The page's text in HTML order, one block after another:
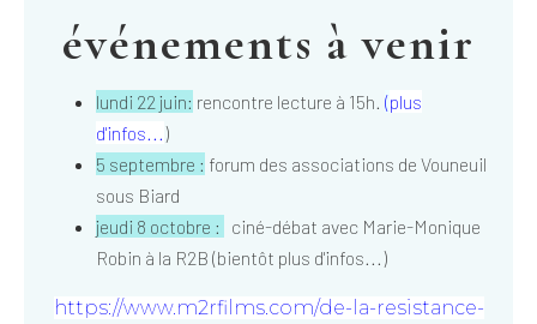
événements à venir
lundi 22 juin: rencontre lecture à 15h. (plus
d'infos...)
5 septembre : forum des associations de Vouneuil
sous Biard
jeudi 8 octobre :
ciné-débat avec Marie-Monique
Robin à la R2B (bientôt plus d'infos...)
https://www.m2rfilms.com/de-la-resistance-